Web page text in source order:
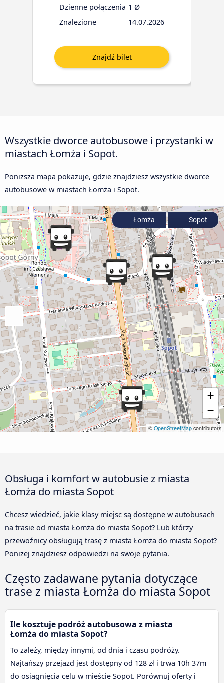
Dzienne połączenia 1 Ø
Znalezione
14.07.2026
Wszystkie dworce autobusowe i przystanki w
miastach Łomża i Sopot.
Poniższa mapa pokazuje, gdzie znajdziesz wszystkie dworce
autobusowe w miastach Łomża i Sopot.
+
−
© OpenStreetMap contributors
Łomża Sopot
Obsługa i komfort w autobusie z miasta
Łomża do miasta Sopot
Chcesz wiedzieć, jakie klasy miejsc są dostępne w autobusach
na trasie od miasta Łomża do miasta Sopot? Lub którzy
przewoźnicy obsługują trasę z miasta Łomża do miasta Sopot?
Poniżej znajdziesz odpowiedzi na swoje pytania.
Często zadawane pytania dotyczące
trase z miasta Łomża do miasta Sopot
Ile kosztuje podróż autobusowa z miasta
Łomża do miasta Sopot?
To zależy, między innymi, od dnia i czasu podróży.
Najtańszy przejazd jest dostępny od 128 zł i trwa 10h 37m
do osiagnięcia celu w mieście Sopot. Porównuj oferty i